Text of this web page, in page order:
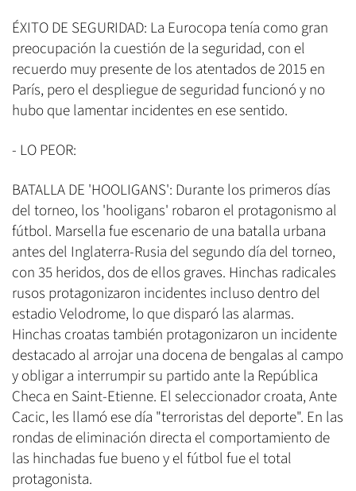
ÉXITO DE SEGURIDAD: La Eurocopa tenía como gran
preocupación la cuestión de la seguridad, con el
recuerdo muy presente de los atentados de 2015 en
París, pero el despliegue de seguridad funcionó y no
hubo que lamentar incidentes en ese sentido.
- LO PEOR:
BATALLA DE 'HOOLIGANS': Durante los primeros días
del torneo, los 'hooligans' robaron el protagonismo al
fútbol. Marsella fue escenario de una batalla urbana
antes del Inglaterra-Rusia del segundo día del torneo,
con 35 heridos, dos de ellos graves. Hinchas radicales
rusos protagonizaron incidentes incluso dentro del
estadio Velodrome, lo que disparó las alarmas.
Hinchas croatas también protagonizaron un incidente
destacado al arrojar una docena de bengalas al campo
y obligar a interrumpir su partido ante la República
Checa en Saint-Etienne. El seleccionador croata, Ante
Cacic, les llamó ese día "terroristas del deporte". En las
rondas de eliminación directa el comportamiento de
las hinchadas fue bueno y el fútbol fue el total
protagonista.